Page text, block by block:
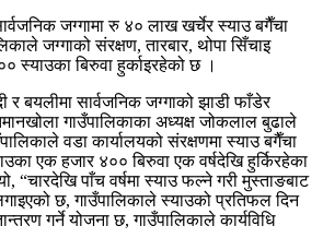
जग्गामा रु ४० लाख खर्चेर स्याउ बगैँचा
जग्गाको संरक्षण, तारबार, थोपा सिँचाइ
स्याउका बिरुवा हुर्काइरहेको छ ।
र बयलीमा सार्वजनिक जग्गाको झाडी फाँडेर
गाउँपालिकाका अध्यक्ष जोकलाल बुढाले
वडा कार्यालयको संरक्षणमा स्याउ बगैँचा
एक हजार ४०० बिरुवा एक वर्षदेखि हुर्किरहेका
“चारदेखि पाँच वर्षमा स्याउ फल्ने गरी मुस्ताङबाट
छ, गाउँपालिकाले स्याउको प्रतिफल दिन
गर्ने योजना छ, गाउँपालिकाले कार्यविधि